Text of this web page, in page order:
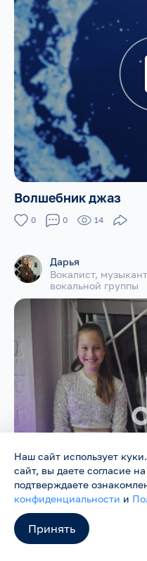
Волшебник джаз
0 0 14
Дарья
Вокалист,
вокальной группы
Врангель не врал
Наш сайт использует
сайт, вы даете согласие
подтверждаете
конфиденциальности и
Принять